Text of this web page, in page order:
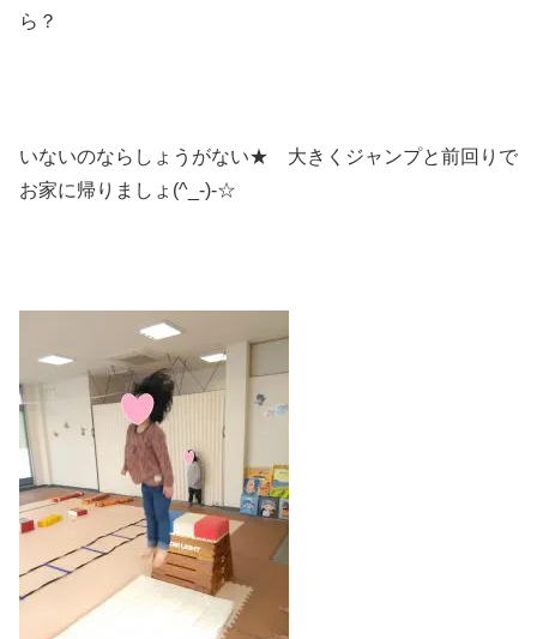
ら？
いないのならしょうがない★ 大きくジャンプと前回りで
お家に帰りましょ(^_-)-☆